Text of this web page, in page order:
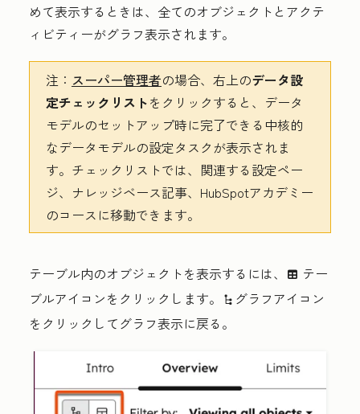
めて表示するときは、全てのオブジェクトとアクテ
ィビティーがグラフ表示されます。
注： スーパー管理者の場合、右上のデータ設
定チェックリストをクリックすると、データ
モデルのセットアップ時に完了できる中核的
なデータモデルの設定タスクが表示されま
す。チェックリストでは、関連する設定ペー
ジ、ナレッジベース記事、HubSpotアカデミー
のコースに移動できます。
テーブル内のオブジェクトを表示するには、 table テー
ブルアイコンをクリックします。 siteTree グラフアイコン
をクリックしてグラフ表示に戻る。